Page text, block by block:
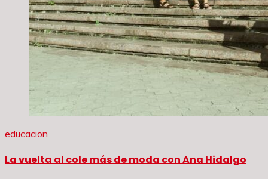
educacion
La vuelta al cole más de moda con Ana Hidalgo